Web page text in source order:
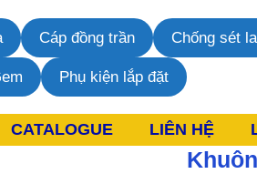
Cáp đồng trần Chống sét
Phụ kiện lắp đặt
CATALOGUE LIÊN HỆ